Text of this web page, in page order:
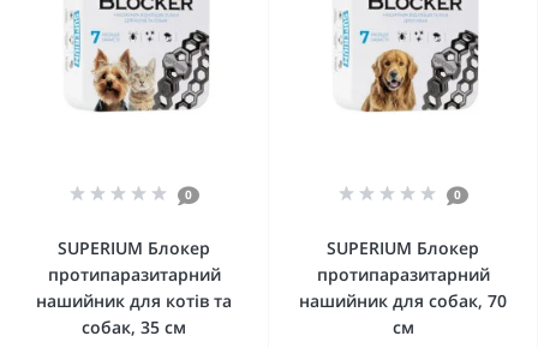
0
SUPERIUM Блокер
протипаразитарний
нашийник для котів та
собак, 35 см
0
SUPERIUM Блокер
протипаразитарний
нашийник для собак, 70
см